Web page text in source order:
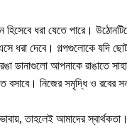
হিসেবে ধরা যেতে পারে।
ধরা দেবে। গল্পগুলোকে যদি
ডানাগুলো আপনাকে রাঙাতে
বসাবে। নিজের সমৃদ্ধি ও রবের
তাহলেই আমাদের স্বার্থকতা।